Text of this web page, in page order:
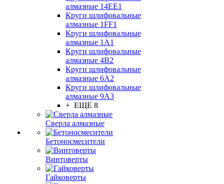
алмазные 14ЕЕ1
Круги шлифовальные
алмазные 1FF1
Круги шлифовальные
алмазные 1А1
Круги шлифовальные
алмазные 4В2
Круги шлифовальные
алмазные 6A2
Круги шлифовальные
алмазные 9А3
+ ЕЩЕ 8
Сверла алмазные
Бетоносмесители
Винтоверты
Гайковерты